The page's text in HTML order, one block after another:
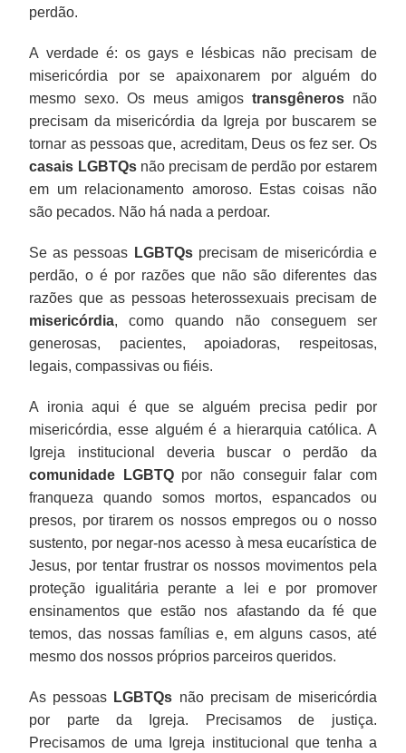
perdão.
A verdade é: os gays e lésbicas não precisam de
misericórdia por se apaixonarem por alguém do
mesmo sexo. Os meus amigos transgênerosnão
precisam da misericórdia da Igreja por buscarem se
tornar as pessoas que, acreditam, Deus os fez ser. Os
casais LGBTQsnão precisam de perdão por estarem
em um relacionamento amoroso. Estas coisas não
são pecados. Não há nada a perdoar.
Se as pessoas LGBTQsprecisam de misericórdia e
perdão, o é por razões que não são diferentes das
razões que as pessoas heterossexuais precisam de
misericórdia, como quando não conseguem ser
generosas, pacientes, apoiadoras, respeitosas,
legais, compassivas ou fiéis.
A ironia aqui é que se alguém precisa pedir por
misericórdia, esse alguém é a hierarquia católica. A
Igreja institucional deveria buscar o perdão da
comunidade LGBTQpor não conseguir falar com
franqueza quando somos mortos, espancados ou
presos, por tirarem os nossos empregos ou o nosso
sustento, por negar-nos acesso à mesa eucarística de
Jesus, por tentar frustrar os nossos movimentos pela
proteção igualitária perante a lei e por promover
ensinamentos que estão nos afastando da fé que
temos, das nossas famílias e, em alguns casos, até
mesmo dos nossos próprios parceiros queridos.
As pessoas LGBTQs não precisam de misericórdia
por parte da Igreja. Precisamos de justiça.
Precisamos de uma Igreja institucional que tenha a